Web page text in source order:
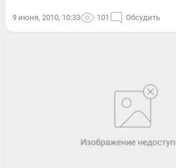
9 июня, 2010, 10:33 101 Обсудить